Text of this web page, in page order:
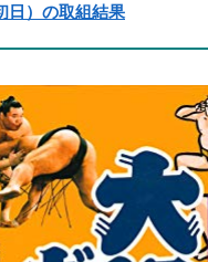
日）の取組結果